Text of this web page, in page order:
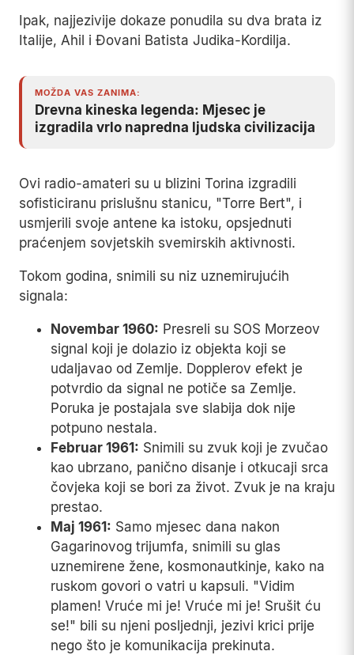
Ipak, najjezivije dokaze ponudila su dva brata iz
Italije, Ahil i Đovani Batista Judika-Kordilja.
MOŽDA VAS ZANIMA:
Drevna kineska legenda: Mjesec je
izgradila vrlo napredna ljudska civilizacija
Ovi radio-amateri su u blizini Torina izgradili
sofisticiranu prislušnu stanicu, "Torre Bert", i
usmjerili svoje antene ka istoku, opsjednuti
praćenjem sovjetskih svemirskih aktivnosti.
Tokom godina, snimili su niz uznemirujućih
signala:
Novembar 1960: Presreli su SOS Morzeov
signal koji je dolazio iz objekta koji se
udaljavao od Zemlje. Dopplerov efekt je
potvrdio da signal ne potiče sa Zemlje.
Poruka je postajala sve slabija dok nije
potpuno nestala.
Februar 1961: Snimili su zvuk koji je zvučao
kao ubrzano, panično disanje i otkucaji srca
čovjeka koji se bori za život. Zvuk je na kraju
prestao.
Maj 1961: Samo mjesec dana nakon
Gagarinovog trijumfa, snimili su glas
uznemirene žene, kosmonautkinje, kako na
ruskom govori o vatri u kapsuli. "Vidim
plamen! Vruće mi je! Vruće mi je! Srušit ću
se!" bili su njeni posljednji, jezivi krici prije
nego što je komunikacija prekinuta.